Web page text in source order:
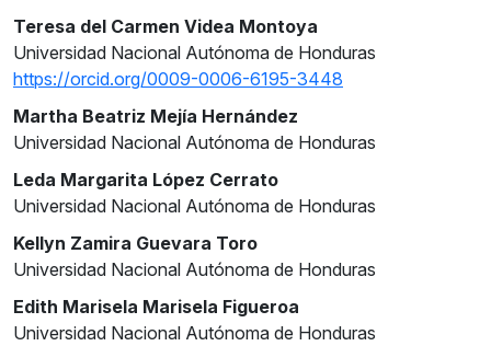
Teresa del Carmen Videa Montoya
Universidad Nacional Autónoma de Honduras
https://orcid.org/0009-0006-6195-3448
Martha Beatriz Mejía Hernández
Universidad Nacional Autónoma de Honduras
Leda Margarita López Cerrato
Universidad Nacional Autónoma de Honduras
Kellyn Zamira Guevara Toro
Universidad Nacional Autónoma de Honduras
Edith Marisela Marisela Figueroa
Universidad Nacional Autónoma de Honduras